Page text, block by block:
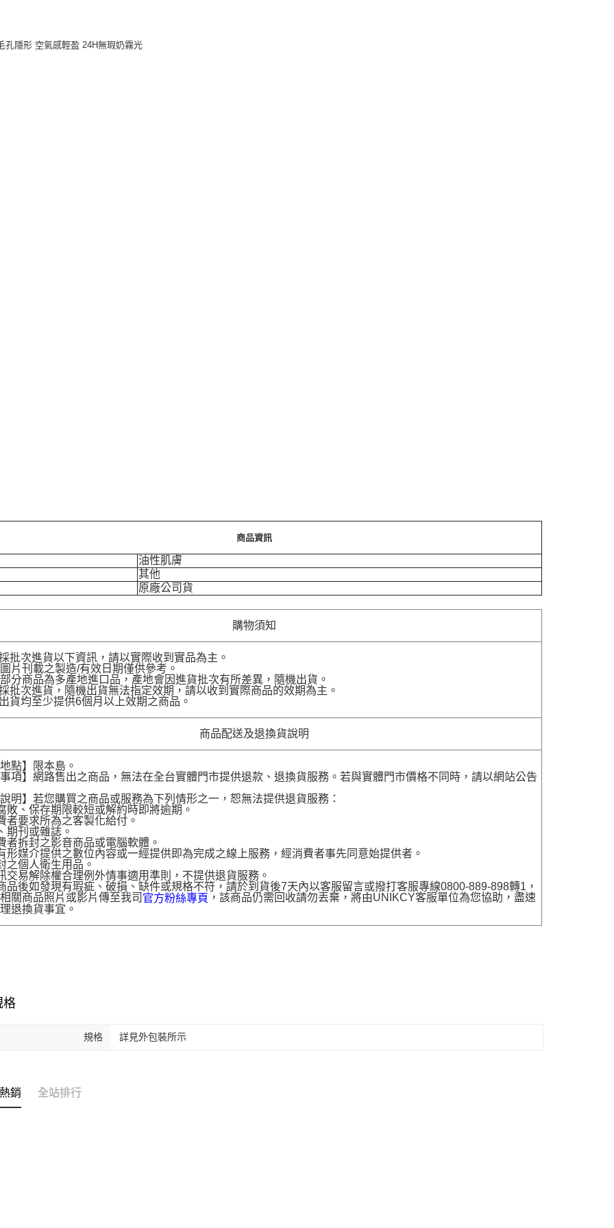
孔隱形 空氣感輕盈 24H無瑕奶霧光
商品資訊
油性肌膚
其他
原廠公司貨
購物須知
批次進貨以下資訊，請以實際收到實品為主。
刊載之製造/有效日期僅供參考。
商品為多產地進口品，產地會因進貨批次有所差異，隨機出貨。
批次進貨，隨機出貨無法指定效期，請以收到實際商品的效期為主。
貨均至少提供6個月以上效期之商品。
商品配送及退換貨說明
點】限本島。
項】網路售出之商品，無法在全台實體門市提供退款、退換貨服務。若與實體門市價格不同時，請以網站公告
明】若您購買之商品或服務為下列情形之一，恕無法提供退貨服務：
敗、保存期限較短或解約時即將逾期。
者要求所為之客製化給付。
期刊或雜誌。
者拆封之影音商品或電腦軟體。
形媒介提供之數位內容或一經提供即為完成之線上服務，經消費者事先同意始提供者。
之個人衛生用品。
交易解除權合理例外情事適用準則，不提供退貨服務。
品後如發現有瑕疵、破損、缺件或規格不符，請於到貨後7天內以客服留言或撥打客服專線0800-889-898轉1，
關商品照片或影片傳至我司 官方粉絲專頁 ，該商品仍需回收請勿丟棄，將由UNIKCY客服單位為您協助，盡速
退換貨事宜。
格
規格 詳見外包裝所示
銷 全站排行